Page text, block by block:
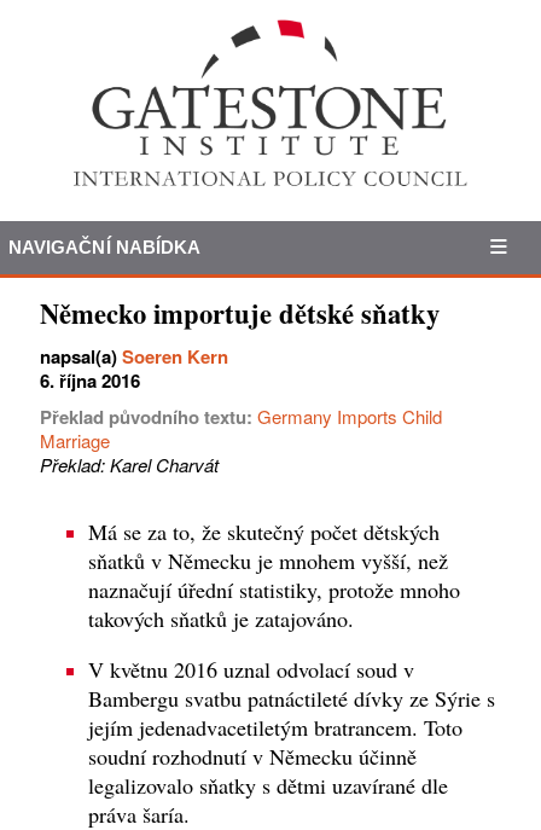
NAVIGAČNÍ NABÍDKA
Německo importuje dětské sňatky
napsal(a)Soeren Kern
6. října 2016
Překlad původního textu: Germany Imports Child
Marriage
Překlad: Karel Charvát
Má se za to, že skutečný počet dětských
sňatků v Německu je mnohem vyšší, než
naznačují úřední statistiky, protože mnoho
takových sňatků je zatajováno.
V květnu 2016 uznal odvolací soud v
Bambergu svatbu patnáctileté dívky ze Sýrie s
jejím jedenadvacetiletým bratrancem. Toto
soudní rozhodnutí v Německu účinně
legalizovalo sňatky s dětmi uzavírané dle
práva šaría.